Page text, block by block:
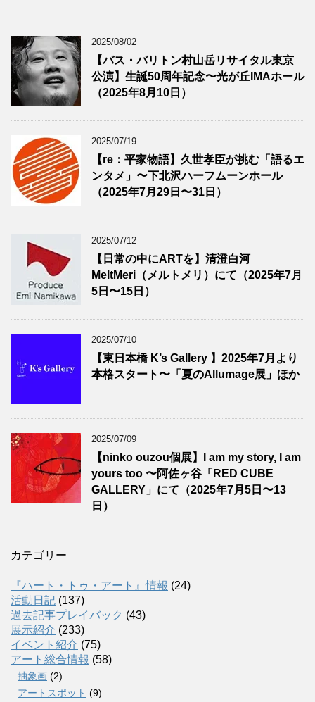
2025/08/02
【バス・バリトン村山岳リサイタル東京
公演】生誕50周年記念〜光が丘IMAホール
（2025年8月10日）
2025/07/19
【re：平家物語】久世孝臣が挑む「語るエ
ンタメ」〜下北沢ハーフムーンホール
（2025年7月29日〜31日）
2025/07/12
【日常の中にARTを】清澄白河
MeltMeri（メルトメリ）にて（2025年7月
5日〜15日）
2025/07/10
【東日本橋 K’s Gallery 】2025年7月より
本格スタート〜「夏のAllumage展」ほか
2025/07/09
【ninko ouzou個展】I am my story, I am
yours too 〜阿佐ヶ谷「RED CUBE
GALLERY」にて（2025年7月5日〜13
日）
カテゴリー
『ハート・トゥ・アート』情報 (24)
活動日記 (137)
過去記事プレイバック (43)
展示紹介 (233)
イベント紹介 (75)
アート総合情報 (58)
抽象画 (2)
アートスポット (9)